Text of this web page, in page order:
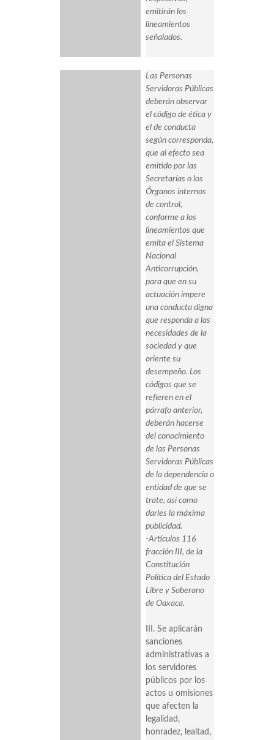
emitirán los
lineamientos
señalados.
Las Personas
Servidoras Públicas
deberán observar
el código de ética y
el de conducta
según corresponda,
que al efecto sea
emitido por las
Secretarías o los
Órganos internos
de control,
conforme a los
lineamientos que
emita el Sistema
Nacional
Anticorrupción,
para que en su
actuación impere
una conducta digna
que responda a las
necesidades de la
sociedad y que
oriente su
desempeño. Los
códigos que se
refieren en el
párrafo anterior,
deberán hacerse
del conocimiento
de las Personas
Servidoras Públicas
de la dependencia o
entidad de que se
trate, así como
darles la máxima
publicidad.
-Artículos 116
fracción III, de la
Constitución
Política del Estado
Libre y Soberano
de Oaxaca.
III. Se aplicarán
sanciones
administrativas a
los servidores
públicos por los
actos u omisiones
que afecten la
legalidad,
honradez, lealtad,